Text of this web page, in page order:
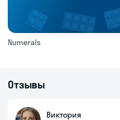
Numerals
Отзывы
Виктория